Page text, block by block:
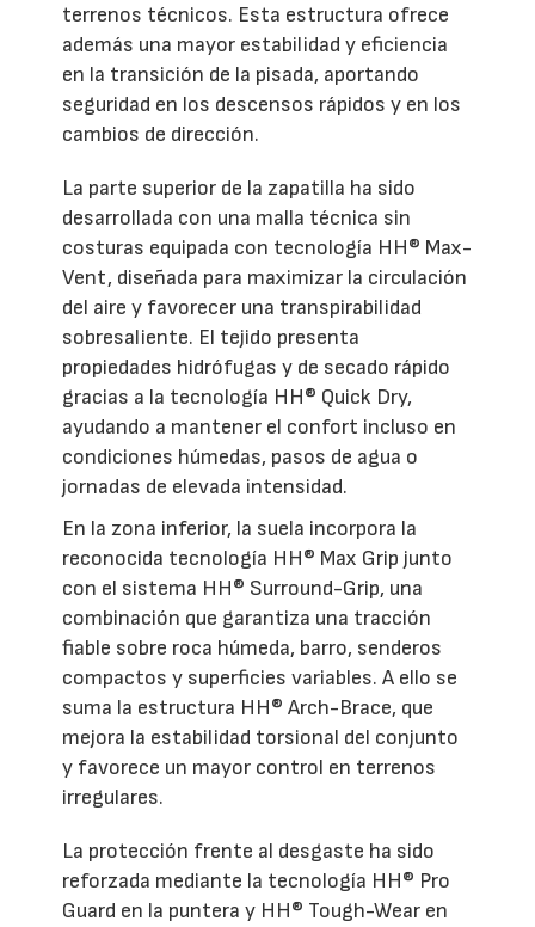
terrenos técnicos. Esta estructura ofrece
además una mayor estabilidad y eficiencia
en la transición de la pisada, aportando
seguridad en los descensos rápidos y en los
cambios de dirección.
La parte superior de la zapatilla ha sido
desarrollada con una malla técnica sin
costuras equipada con tecnología HH® Max-
Vent, diseñada para maximizar la circulación
del aire y favorecer una transpirabilidad
sobresaliente. El tejido presenta
propiedades hidrófugas y de secado rápido
gracias a la tecnología HH® Quick Dry,
ayudando a mantener el confort incluso en
condiciones húmedas, pasos de agua o
jornadas de elevada intensidad.
En la zona inferior, la suela incorpora la
reconocida tecnología HH® Max Grip junto
con el sistema HH® Surround-Grip, una
combinación que garantiza una tracción
fiable sobre roca húmeda, barro, senderos
compactos y superficies variables. A ello se
suma la estructura HH® Arch-Brace, que
mejora la estabilidad torsional del conjunto
y favorece un mayor control en terrenos
irregulares.
La protección frente al desgaste ha sido
reforzada mediante la tecnología HH® Pro
Guard en la puntera y HH® Tough-Wear en